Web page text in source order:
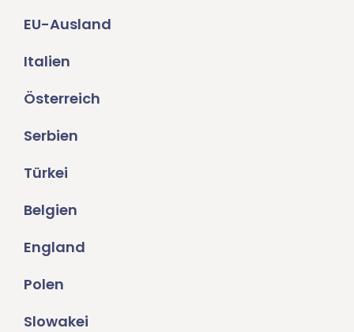
EU-Ausland
Italien
Österreich
Serbien
Türkei
Belgien
England
Polen
Slowakei